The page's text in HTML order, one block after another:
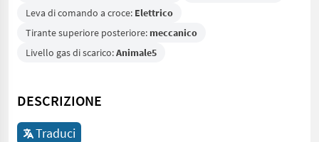
Leva di comando a croce: Elettrico
Tirante superiore posteriore: meccanico
Livello gas di scarico:Animale5
DESCRIZIONE
Traduci